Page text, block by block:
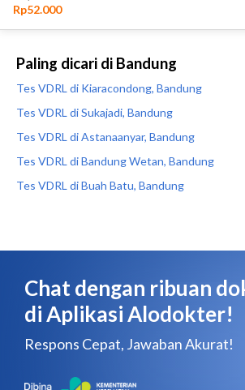
Paling dicari di Bandung
Tes VDRL di Kiaracondong, Bandung
Tes VDRL di Sukajadi, Bandung
Tes VDRL di Astanaanyar, Bandung
Tes VDRL di Bandung Wetan, Bandung
Tes VDRL di Buah Batu, Bandung